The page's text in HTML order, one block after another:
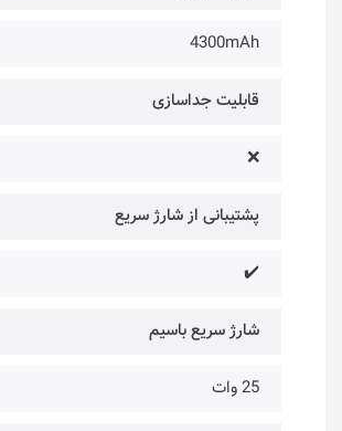
4300mAh
قابلیت جداسازی
❌
پشتیبانی از شارژ سریع
✔️
شارژ سریع باسیم
25 وات